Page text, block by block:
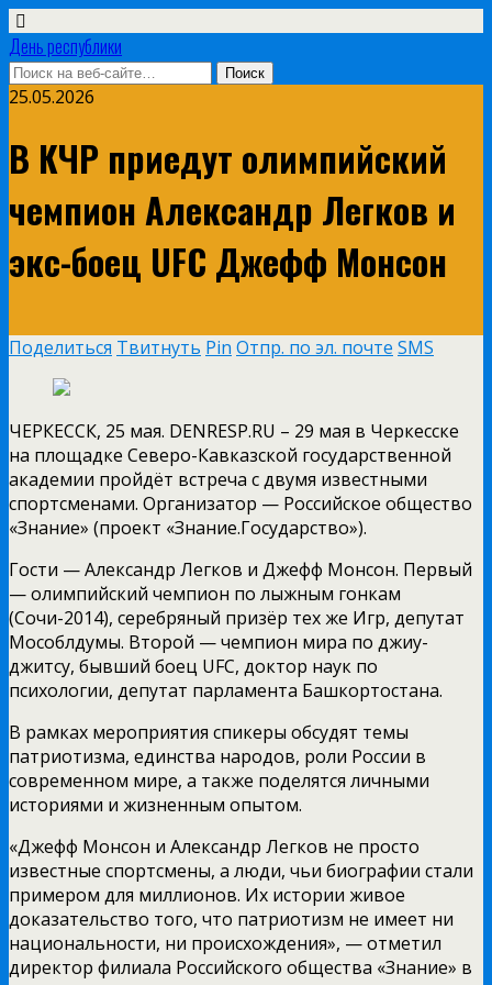
День республики
25.05.2026
В КЧР приедут олимпийский
чемпион Александр Легков и
экс-боец UFC Джефф Монсон
Поделиться Твитнуть Pin Отпр. по эл. почте SMS
ЧЕРКЕССК, 25 мая. DENRESP.RU – 29 мая в Черкесске
на площадке Северо-Кавказской государственной
академии пройдёт встреча с двумя известными
спортсменами. Организатор — Российское общество
«Знание» (проект «Знание.Государство»).
Гости — Александр Легков и Джефф Монсон. Первый
— олимпийский чемпион по лыжным гонкам
(Сочи-2014), серебряный призёр тех же Игр, депутат
Мособлдумы. Второй — чемпион мира по джиу-
джитсу, бывший боец UFC, доктор наук по
психологии, депутат парламента Башкортостана.
В рамках мероприятия спикеры обсудят темы
патриотизма, единства народов, роли России в
современном мире, а также поделятся личными
историями и жизненным опытом.
«Джефф Монсон и Александр Легков не просто
известные спортсмены, а люди, чьи биографии стали
примером для миллионов. Их истории живое
доказательство того, что патриотизм не имеет ни
национальности, ни происхождения», — отметил
директор филиала Российского общества «Знание» в